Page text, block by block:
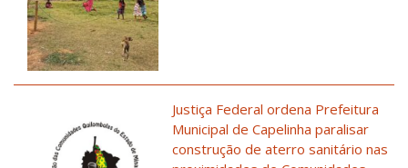
Justiça Federal ordena Prefeitura
Municipal de Capelinha paralisar
construção de aterro sanitário nas